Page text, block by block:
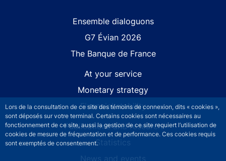
Lors de la consultation de ce site des témoins de connexion, dits « cookies »,
sont déposés sur votre terminal. Certains cookies sont nécessaires au
fonctionnement de ce site, aussi la gestion de ce site requiert l’utilisation de
cookies de mesure de fréquentation et de performance. Ces cookies requis
sont exemptés de consentement.
Ensemble dialoguons
G7 Évian 2026
The Banque de France
At your service
Monetary strategy
Financial stability
Publications and research
Statistics
News and events